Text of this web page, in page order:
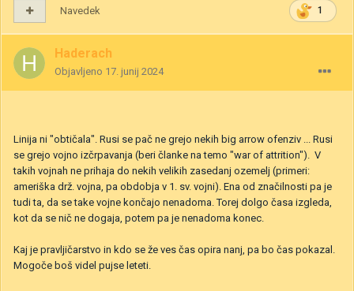
1
Navedek
Haderach
Objavljeno 17. junij 2024
Linija ni "obtičala". Rusi se pač ne grejo nekih big arrow ofenziv ... Rusi
se grejo vojno izčrpavanja (beri članke na temo "war of attrition"). V
takih vojnah ne prihaja do nekih velikih zasedanj ozemelj (primeri:
ameriška drž. vojna, pa obdobja v 1. sv. vojni). Ena od značilnosti pa je
tudi ta, da se take vojne končajo nenadoma. Torej dolgo časa izgleda,
kot da se nič ne dogaja, potem pa je nenadoma konec.
Kaj je pravljičarstvo in kdo se že ves čas opira nanj, pa bo čas pokazal.
Mogoče boš videl pujse leteti.